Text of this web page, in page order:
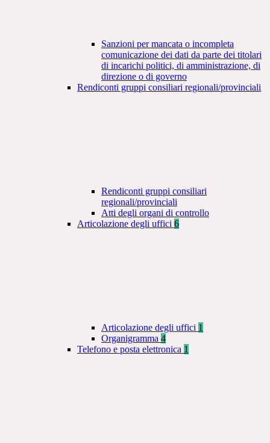
Sanzioni per mancata o incompleta
comunicazione dei dati da parte dei titolari
di incarichi politici, di amministrazione, di
direzione o di governo
Rendiconti gruppi consiliari regionali/provinciali
Rendiconti gruppi consiliari
regionali/provinciali
Atti degli organi di controllo
Articolazione degli uffici 6
Articolazione degli uffici 1
Organigramma 4
Telefono e posta elettronica 1